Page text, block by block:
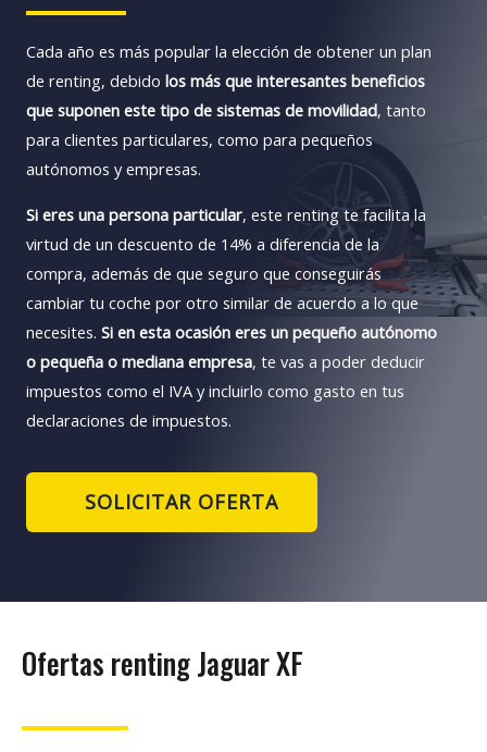
Cada año es más popular la elección de obtener un plan
de renting, debido los más que interesantes beneficios
que suponen este tipo de sistemas de movilidad, tanto
para clientes particulares, como para pequeños
autónomos y empresas.
Si eres una persona particular, este renting te facilita la
virtud de un descuento de 14% a diferencia de la
compra, además de que seguro que conseguirás
cambiar tu coche por otro similar de acuerdo a lo que
necesites. Si en esta ocasión eres un pequeño autónomo
o pequeña o mediana empresa, te vas a poder deducir
impuestos como el IVA y incluirlo como gasto en tus
declaraciones de impuestos.
SOLICITAR OFERTA
Ofertas renting Jaguar XF